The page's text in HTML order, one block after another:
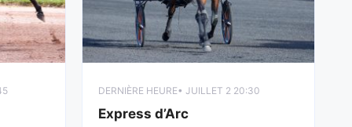
DERNIÈRE HEURE• JUILLET 2 20:30
Express d’Arc